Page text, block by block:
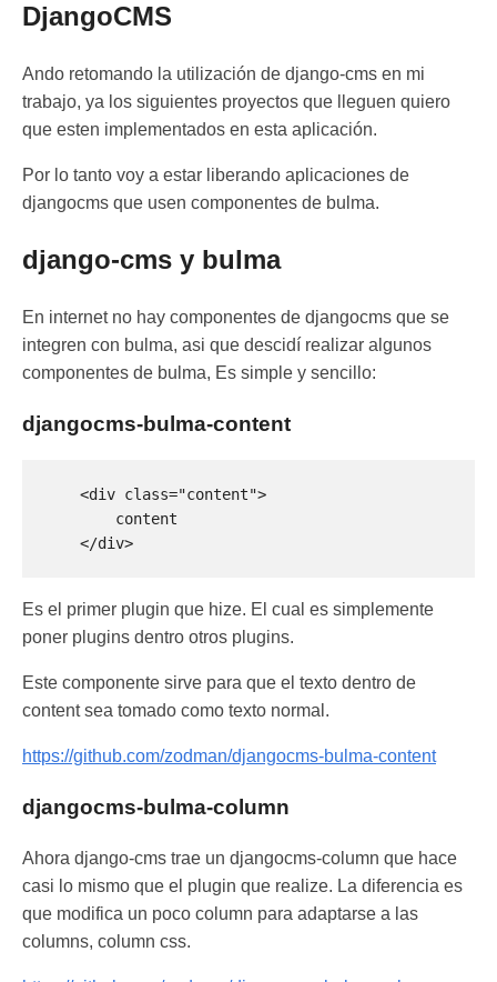
DjangoCMS
Ando retomando la utilización de django-cms en mi
trabajo, ya los siguientes proyectos que lleguen quiero
que esten implementados en esta aplicación.
Por lo tanto voy a estar liberando aplicaciones de
djangocms que usen componentes de bulma.
django-cms y bulma
En internet no hay componentes de djangocms que se
integren con bulma, asi que descidí realizar algunos
componentes de bulma, Es simple y sencillo:
djangocms-bulma-content
Es el primer plugin que hize. El cual es simplemente
poner plugins dentro otros plugins.
Este componente sirve para que el texto dentro de
content sea tomado como texto normal.
https://github.com/zodman/djangocms-bulma-content
djangocms-bulma-column
Ahora django-cms trae un djangocms-column que hace
casi lo mismo que el plugin que realize. La diferencia es
que modifica un poco column para adaptarse a las
columns, column css.